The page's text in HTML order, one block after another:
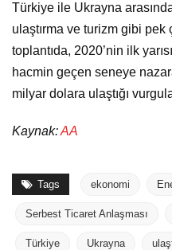
Türkiye ile Ukrayna
ulaştırma ve turizm gibi pek
toplantıda, 2020’nin ilk
hacmin geçen seneye
milyar dolara ulaştığı
Kaynak:AA
Tags ekonomi
Serbest Ticaret Anlaşması
Türkiye Ukrayna